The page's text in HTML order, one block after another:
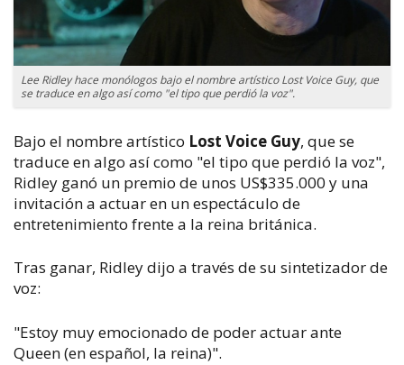
Lee Ridley hace monólogos bajo el nombre artístico Lost Voice Guy, que
se traduce en algo así como "el tipo que perdió la voz".
Bajo el nombre artístico Lost Voice Guy, que se
traduce en algo así como "el tipo que perdió la voz",
Ridley ganó un premio de unos US$335.000 y una
invitación a actuar en un espectáculo de
entretenimiento frente a la reina británica.
Tras ganar, Ridley dijo a través de su sintetizador de
voz:
"Estoy muy emocionado de poder actuar ante
Queen (en español, la reina)".